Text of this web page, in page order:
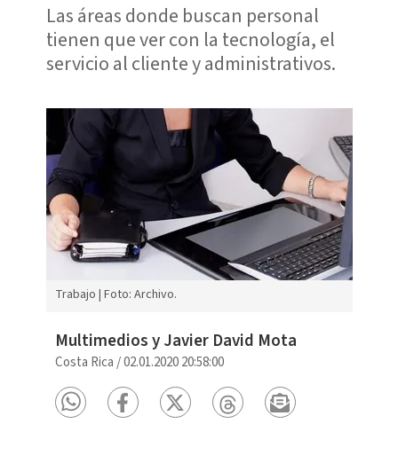
Las áreas donde buscan personal
tienen que ver con la tecnología, el
servicio al cliente y administrativos.
Trabajo | Foto: Archivo.
Multimedios y Javier David Mota
Costa Rica /02.01.2020 20:58:00